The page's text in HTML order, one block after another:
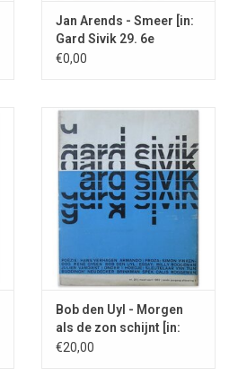
Jan Arends - Smeer [in:
Gard Sivik 29. 6e
jaargang Afl. 5 - 1962]
€0,00
Bob den Uyl - Morgen
als de zon schijnt [in:
Gard Sivik 25 - 1962]
€20,00